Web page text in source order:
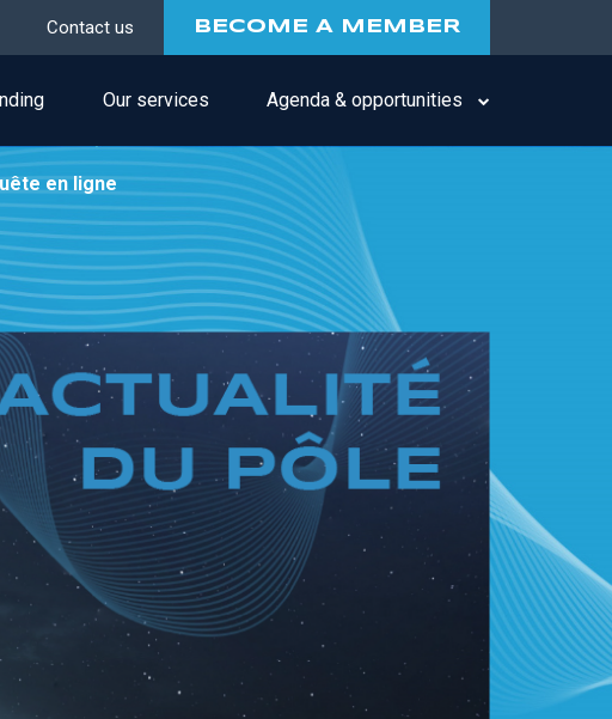
Contact us BECOME A MEMBER
Our services Agenda & opportunities
en ligne